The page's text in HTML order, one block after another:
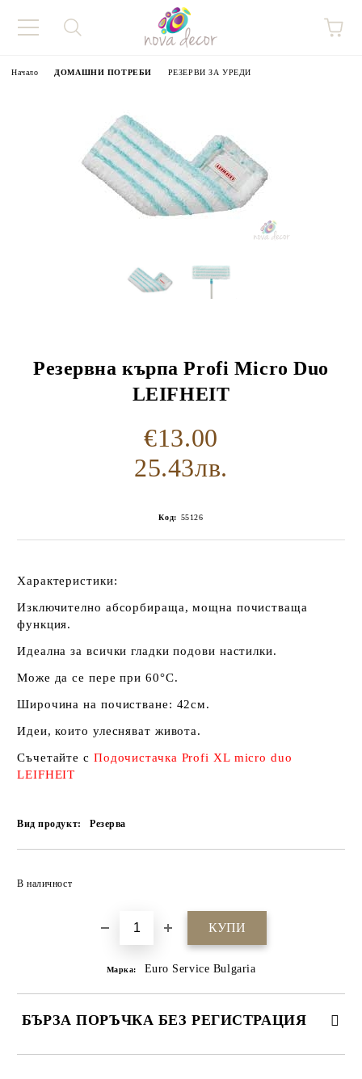
Начало ДОМАШНИ ПОТРЕБИ РЕЗЕРВИ ЗА УРЕДИ
Резервна кърпа Profi Micro Duo
LEIFHEIT
€13.00
25.43лв.
Код: 55126
Характеристики:
Изключително абсорбираща, мощна почистваща
функция.
Идеална за всички гладки подови настилки.
Може да се пере при 60°C.
Широчина на почистване: 42см.
Идеи, които улесняват живота.
Съчетайте с Подочистачка Profi XL micro duo
LEIFHEIT
Вид продукт: Резерва
В наличност
Марка: Euro Service Bulgaria
БЪРЗА ПОРЪЧКА БЕЗ РЕГИСТРАЦИЯ